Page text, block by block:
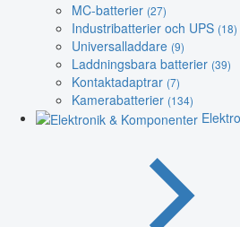
MC-batterier (27)
Industribatterier och UPS (18)
Universalladdare (9)
Laddningsbara batterier (39)
Kontaktadaptrar (7)
Kamerabatterier (134)